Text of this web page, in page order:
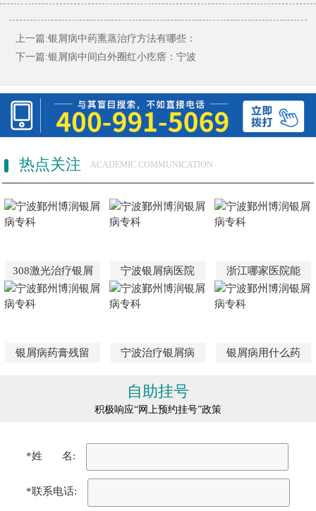
上一篇:银屑病中药熏蒸治疗方法有哪些：
下一篇:银屑病中间白外圈红小疙瘩：宁波
热点关注 ACADEMIC COMMUNICATION
308激光治疗银屑 宁波银屑病医院 浙江哪家医院能
银屑病药膏残留 宁波治疗银屑病 银屑病用什么药
自助挂号
积极响应“网上预约挂号”政策
*姓 名:
*联系电话: